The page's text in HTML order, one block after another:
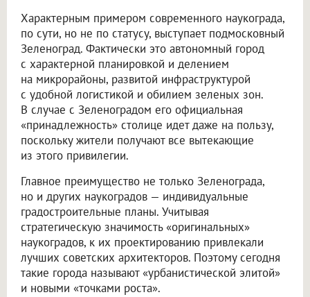
Характерным примером современного наукограда,
по сути, но не по статусу, выступает подмосковный
Зеленоград. Фактически это автономный город
с характерной планировкой и делением
на микрорайоны, развитой инфраструктурой
с удобной логистикой и обилием зеленых зон.
В случае с Зеленоградом его официальная
«принадлежность» столице идет даже на пользу,
поскольку жители получают все вытекающие
из этого привилегии.
Главное преимущество не только Зеленограда,
но и других наукоградов — индивидуальные
градостроительные планы. Учитывая
стратегическую значимость «оригинальных»
наукоградов, к их проектированию привлекали
лучших советских архитекторов. Поэтому сегодня
такие города называют «урбанистической элитой»
и новыми «точками роста».